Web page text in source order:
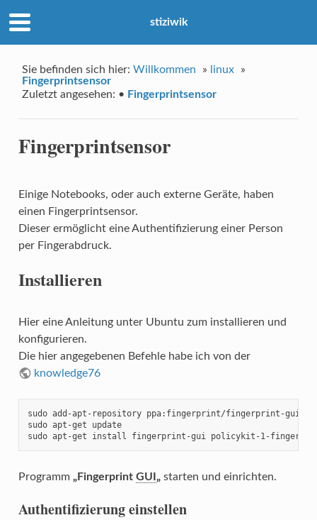
stiziwik
Sie befinden sich hier:Willkommen » linux
»
Fingerprintsensor
Zuletzt angesehen: • Fingerprintsensor
Fingerprintsensor
Einige Notebooks, oder auch externe Geräte, haben
einen Fingerprintsensor.
Dieser ermöglicht eine Authentifizierung einer Person
per Fingerabdruck.
Installieren
Hier eine Anleitung unter Ubuntu zum installieren und
konfigurieren.
Die hier angegebenen Befehle habe ich von der
knowledge76
sudo add-apt-repository ppa:fingerprint/fingerprint-gui
sudo apt-get update
sudo apt-get install fingerprint-gui policykit-1-
Programm „Fingerprint GUI „starten und einrichten.
Authentifizierung einstellen